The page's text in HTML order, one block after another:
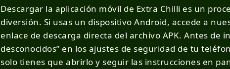
Descargar la aplicación móvil de Extra Chilli es un
diversión. Si usas un dispositivo Android, accede a
enlace de descarga directa del archivo APK. Antes de
desconocidos” en los ajustes de seguridad de tu
solo tienes que abrirlo y seguir las instrucciones en